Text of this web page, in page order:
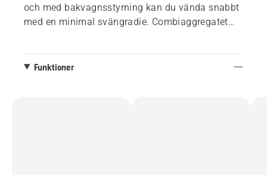
och med bakvagnsstyrning kan du vända snabbt
med en minimal svängradie. Combiaggregatet
snabbt förmultnar och återgår till gräsmattan
Funktioner